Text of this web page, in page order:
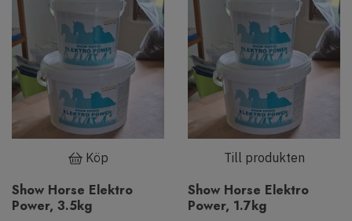
Köp
Show Horse Elektro
Power, 3.5kg
Till produkten
Show Horse Elektro
Power, 1.7kg